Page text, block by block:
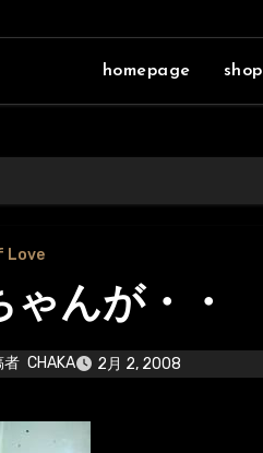
homepage shop
Love
ゃんが・・
者 CHAKA 2月 2, 2008